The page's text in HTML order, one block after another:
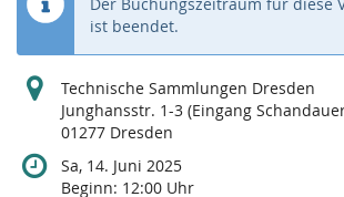
ist beendet.
Technische Sammlungen Dresden
Junghansstr. 1-3 (Eingang
01277 Dresden
Sa, 14. Juni 2025
Beginn: 12:00 Uhr